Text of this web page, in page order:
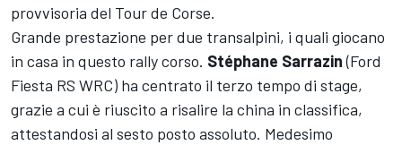
provvisoria del Tour de Corse.
Grande prestazione per due transalpini, i quali giocano
in casa in questo rally corso. Stéphane Sarrazin(Ford
Fiesta RS WRC) ha centrato il terzo tempo di stage,
grazie a cui è riuscito a risalire la china in classifica,
attestandosi al sesto posto assoluto. Medesimo